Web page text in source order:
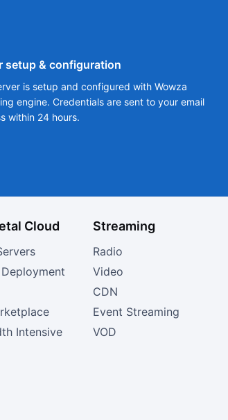
setup & configuration
is setup and configured with Wowza
engine. Credentials are sent to your email
within 24 hours.
Cloud
Intensive
Streaming
Radio
Video
CDN
Event Streaming
VOD